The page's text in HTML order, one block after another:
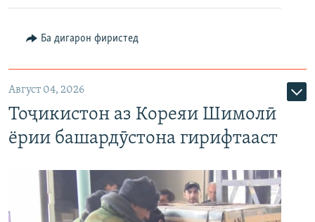
Ба дигарон фиристед
Август 04, 2026
Тоҷикистон аз Кореяи Шимолӣ
ёрии башардӯстона гирифтааст